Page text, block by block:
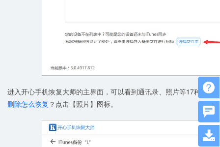
进入开心手机恢复大师的主界面，可以看到通讯录、照片等17种图标
删除怎么恢复 ？点击【照片】图标。


